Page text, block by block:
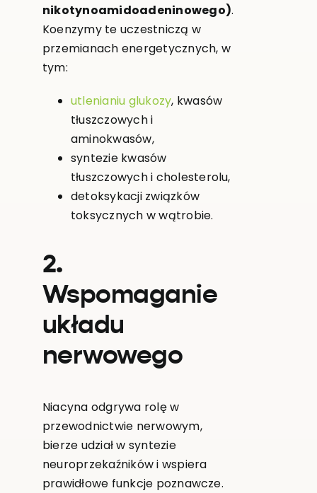
nikotynoamidoadeninowego).
Koenzymy te uczestniczą w
przemianach energetycznych, w
tym:
utlenianiu glukozy, kwasów
tłuszczowych i
aminokwasów,
syntezie kwasów
tłuszczowych i cholesterolu,
detoksykacji związków
toksycznych w wątrobie.
2.
Wspomaganie
układu
nerwowego
Niacyna odgrywa rolę w
przewodnictwie nerwowym,
bierze udział w syntezie
neuroprzekaźników i wspiera
prawidłowe funkcje poznawcze.